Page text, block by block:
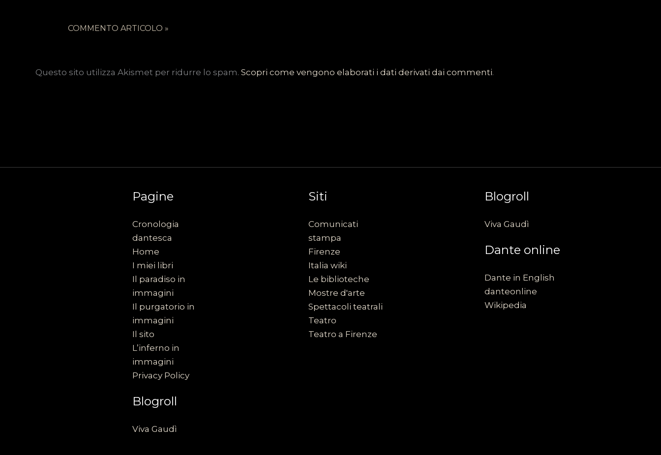
Questo sito utilizza Akismet per ridurre lo spam. Scopri come vengono elaborati i dati derivati dai commenti.
Pagine
Cronologia
dantesca
Home
I miei libri
Il paradiso in
immagini
Il purgatorio in
immagini
Il sito
L’inferno in
immagini
Privacy Policy
Blogroll
Viva Gaudì
Siti
Comunicati
stampa
Firenze
Italia wiki
Le biblioteche
Mostre d'arte
Spettacoli teatrali
Teatro
Teatro a Firenze
Blogroll
Viva Gaudì
Dante online
Dante in English
danteonline
Wikipedia